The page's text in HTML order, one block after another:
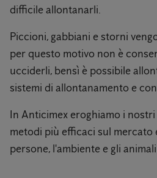
difficile allontanarli.
Piccioni, gabbiani e storni
per questo motivo non è
ucciderli, bensì è possibile
sistemi di allontanamento e
In Anticimex eroghiamo i
metodi più efficaci sul mercato
persone, l'ambiente e gli